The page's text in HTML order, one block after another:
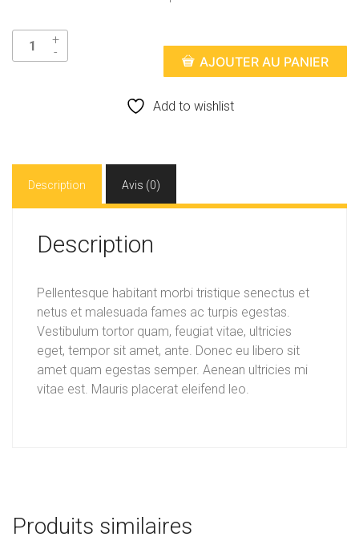
AJOUTER AU PANIER
Add to wishlist
Description Avis (0)
Description
Pellentesque habitant morbi tristique senectus et
netus et malesuada fames ac turpis egestas.
Vestibulum tortor quam, feugiat vitae, ultricies
eget, tempor sit amet, ante. Donec eu libero sit
amet quam egestas semper. Aenean ultricies mi
vitae est. Mauris placerat eleifend leo.
Produits similaires